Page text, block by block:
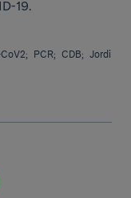
19.
PCR; CDB; Jordi